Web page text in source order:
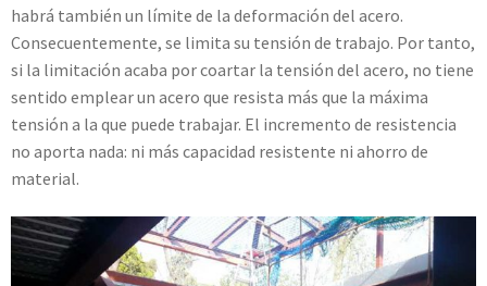
habrá también un límite de la deformación del acero.
Consecuentemente, se limita su tensión de trabajo. Por tanto,
si la limitación acaba por coartar la tensión del acero, no tiene
sentido emplear un acero que resista más que la máxima
tensión a la que puede trabajar. El incremento de resistencia
no aporta nada: ni más capacidad resistente ni ahorro de
material.